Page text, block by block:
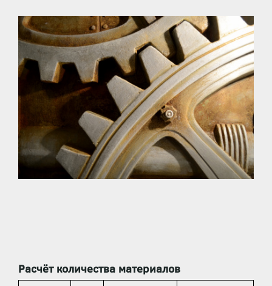
Расчёт количества материалов